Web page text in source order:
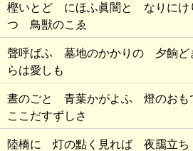
樫いとど にほふ眞闇と なりにけ
つ 鳥獣のこゑ
聲呼ばふ 墓地のかかりの 夕餉
らは愛しも
晝のごと 青葉かがよふ 燈のお
ここだすずしさ
陸橋に 灯の點く見れば 夜靄立